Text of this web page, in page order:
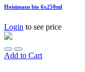
Hoisinsaus bio 6x250ml
Login to see price
Add to Cart